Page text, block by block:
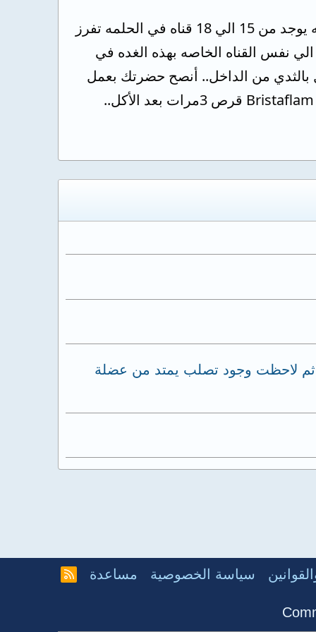
قد يكون سبب الألم بالحلمه هو التهاب في قناه من قنوات اللبن في الحلمه حيث أنه يوجد من 15 الي 18 قناه في الحلمه تفرز
نفس القناه الخاصه بهذه الغده في
بالثدي من الداخل.. أنصح حضرتك بعمل
أشعه تليفزيونيه علي الثدي وعلاج Ciprocin 500mg tab قرص كل ساعه12ساعه. Bristaflam قرص 3مرات بعد الأكل..
ثم لاحظت وجود تصلب يمتد من عضلة
سياسة الخصوصية مساعدة